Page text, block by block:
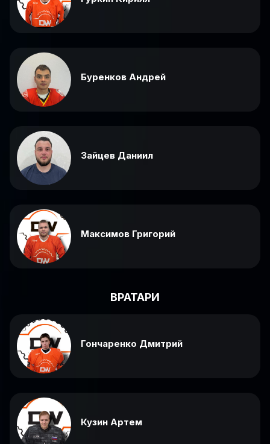
Буренков Андрей
Зайцев Даниил
Максимов Григорий
ВРАТАРИ
Гончаренко Дмитрий
Кузин Артем